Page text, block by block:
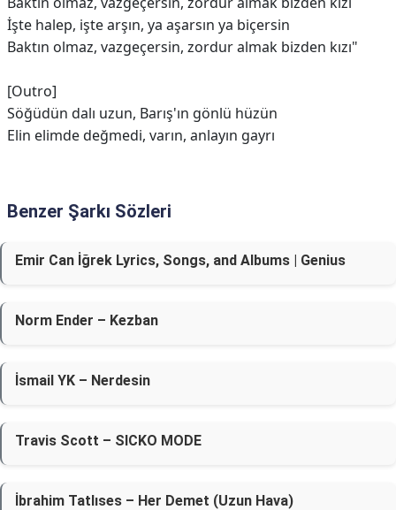
İşte halep, işte arşın, ya aşarsın ya biçersin
Baktın olmaz, vazgeçersin, zordur almak bizden kızı"
[Outro]
Söğüdün dalı uzun, Barış'ın gönlü hüzün
Elin elimde değmedi, varın, anlayın gayrı
Benzer Şarkı Sözleri
Emir Can İğrek Lyrics, Songs, and Albums | Genius
Norm Ender – Kezban
İsmail YK – Nerdesin
Travis Scott – SICKO MODE
İbrahim Tatlıses – Her Demet (Uzun Hava)